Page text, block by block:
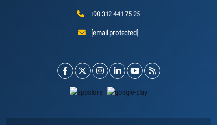
+90 312 441 75 25
[email protected]